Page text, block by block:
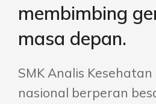
membimbing
masa depan.
SMK Analis
nasional berperan